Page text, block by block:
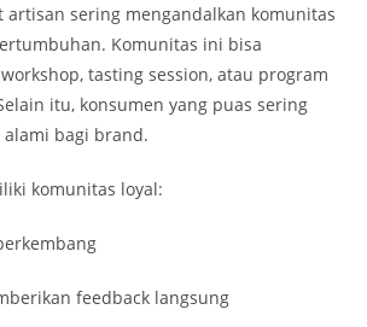
artisan sering mengandalkan komunitas
Komunitas ini bisa
tasting session, atau program
itu, konsumen yang puas sering
bagi brand.
komunitas loyal:
feedback langsung